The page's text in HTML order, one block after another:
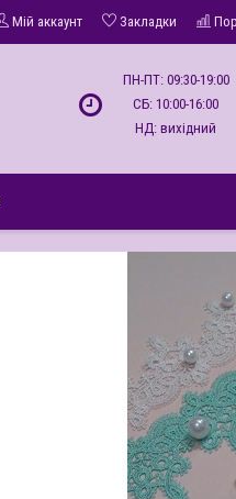
Мій аккаунт Закладки
ПН-ПТ: 09:30-19:00
СБ: 10:00-16:00
НД: вихідний